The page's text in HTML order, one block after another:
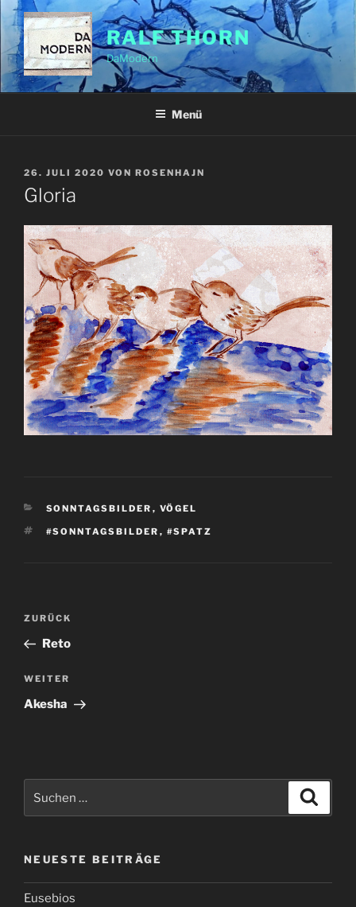
Zum
Inhalt
springen
RALF THORN
DaModern
Menü
VERÖFFENTLICHT
AM
26. JULI 2020 VON ROSENHAJN
Gloria
KATEGORIEN
SONNTAGSBILDER , VÖGEL
SCHLAGWÖRTER
#SONNTAGSBILDER , #SPATZ
Beitragsnavigation
Vorheriger
Beitrag
ZURÜCK
Reto
Nächster
Beitrag
WEITER
Akesha
NEUESTE BEITRÄGE
Eusebios